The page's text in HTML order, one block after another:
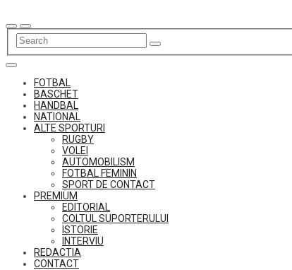
to
content
FOTBAL
BASCHET
HANDBAL
NATIONAL
ALTE SPORTURI
RUGBY
VOLEI
AUTOMOBILISM
FOTBAL FEMININ
SPORT DE CONTACT
PREMIUM
EDITORIAL
COLTUL SUPORTERULUI
ISTORIE
INTERVIU
REDACTIA
CONTACT